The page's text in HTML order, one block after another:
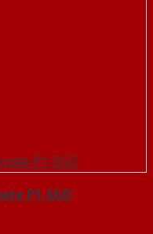
P1-SGD